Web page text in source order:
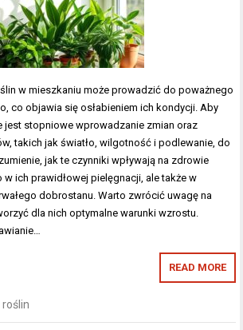
w mieszkaniu może prowadzić do poważnego
co objawia się osłabieniem ich kondycji. Aby
jest stopniowe wprowadzanie zmian oraz
takich jak światło, wilgotność i podlewanie, do
jak te czynniki wpływają na zdrowie
ich prawidłowej pielęgnacji, ale także w
dobrostanu. Warto zwrócić uwagę na
dla nich optymalne warunki wzrostu.
READ MORE
roślin